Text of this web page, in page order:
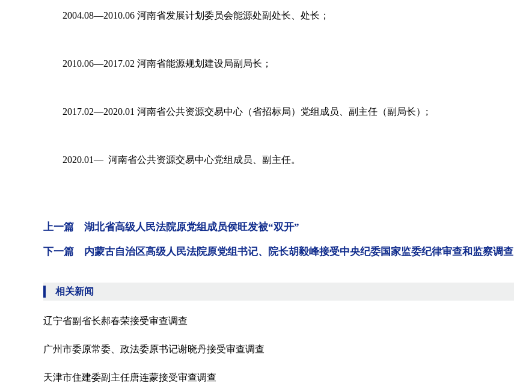
2004.08—2010.06 河南省发展计划委员会能源处副处长、处长；
2010.06—2017.02 河南省能源规划建设局副局长；
2017.02—2020.01 河南省公共资源交易中心（省招标局）党组成员、副主任（副局长）;
2020.01— 河南省公共资源交易中心党组成员、副主任。
上一篇 湖北省高级人民法院原党组成员侯旺发被“双开”
下一篇 内蒙古自治区高级人民法院原党组书记、院长胡毅峰接受中央纪委国家监委纪律审查和监察调查
相关新闻
辽宁省副省长郝春荣接受审查调查
广州市委原常委、政法委原书记谢晓丹接受审查调查
天津市住建委副主任唐连蒙接受审查调查